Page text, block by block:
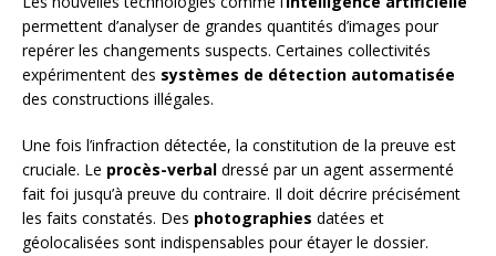
permettent d’analyser de grandes quantités d’images pour
repérer les changements suspects. Certaines collectivités
expérimentent des systèmes de détection automatisée
des constructions illégales.
Une fois l’infraction détectée, la constitution de la preuve est
cruciale. Le procès-verbal dressé par un agent assermenté
fait foi jusqu’à preuve du contraire. Il doit décrire précisément
les faits constatés. Des photographies datées et
géolocalisées sont indispensables pour étayer le dossier.